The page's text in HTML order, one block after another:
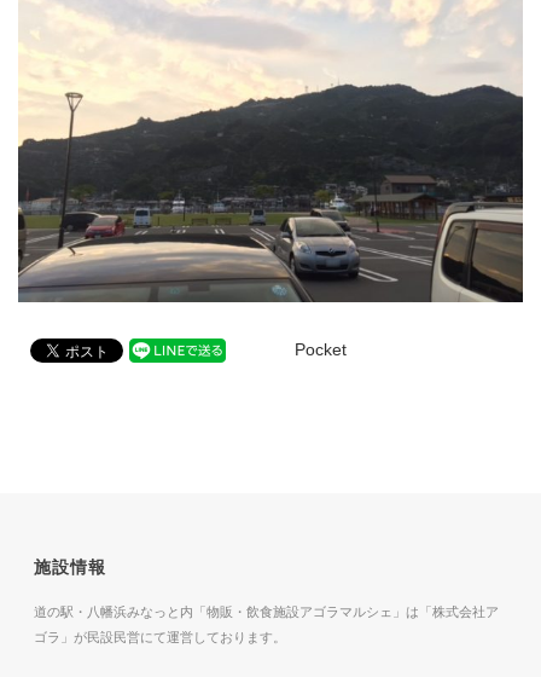
Pocket
施設情報
道の駅・八幡浜みなっと内「物販・飲食施設アゴラマルシェ」は「株式会社ア
ゴラ」が民設民営にて運営しております。